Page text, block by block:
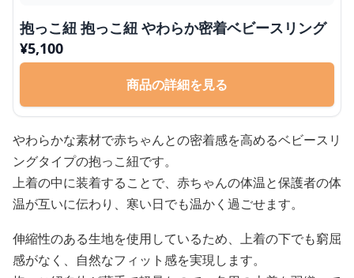
抱っこ紐 抱っこ紐 やわらか密着ベビースリング
¥5,100
商品の詳細を見る
やわらかな素材で赤ちゃんとの密着感を高めるベビースリ
ングタイプの抱っこ紐です。
上着の中に装着することで、赤ちゃんの体温と保護者の体
温が互いに伝わり、寒い日でも温かく過ごせます。
伸縮性のある生地を使用しているため、上着の下でも窮屈
感がなく、自然なフィット感を実現します。